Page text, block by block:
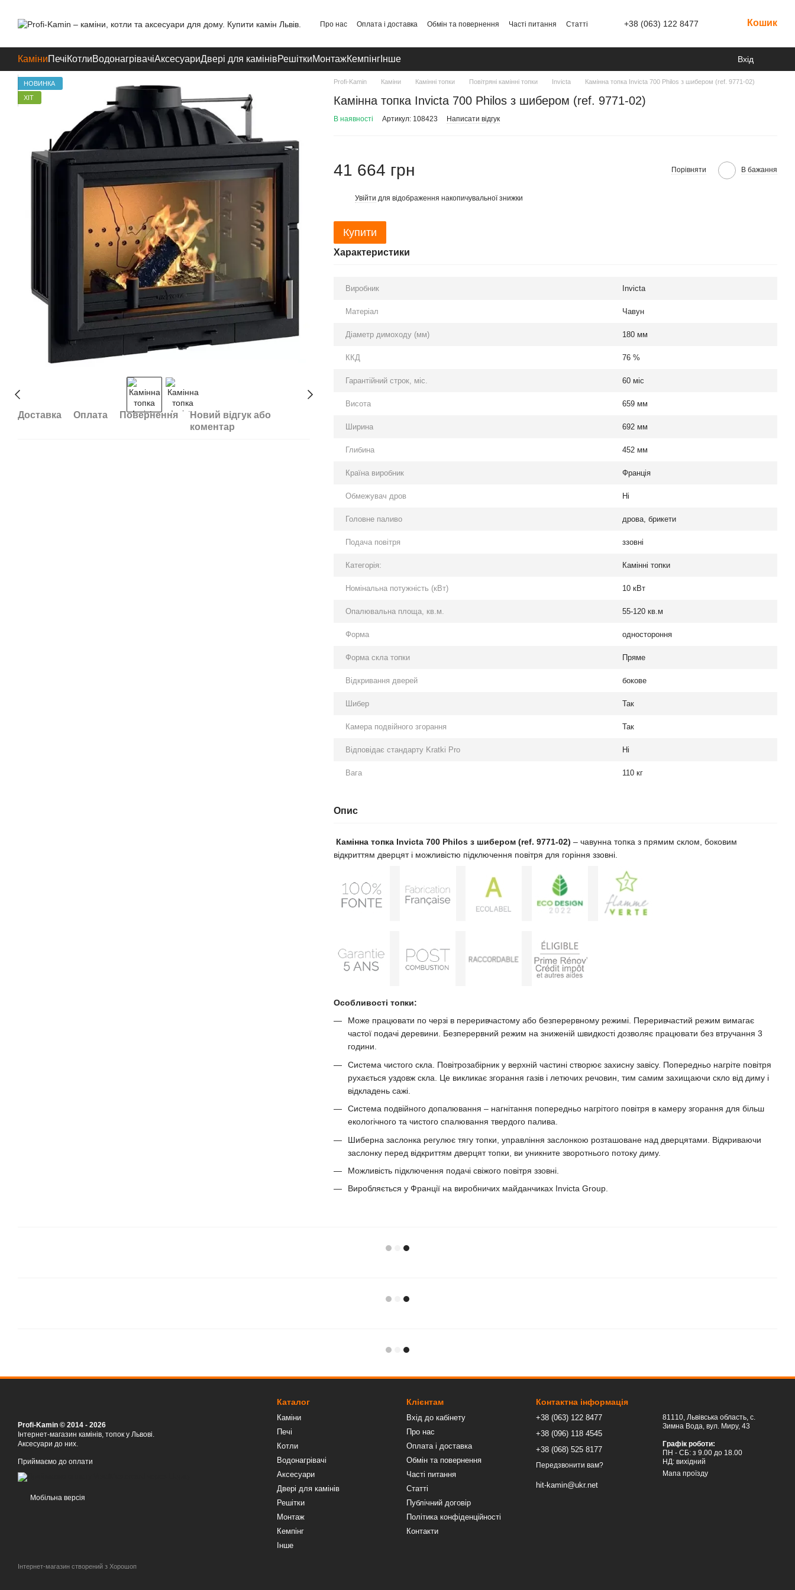
Про нас Оплата і доставка Обмін та повернення Часті питання
Статті
+38 (063) 122 8477 Кошик
КаміниПечіКотлиВодонагрівачіАксесуариДвері для камінівРешіткиМонтажКемпінг Інше Вхід
НОВИНКА
ХІТ
Доставка Оплата Повернення
Новий відгук або
коментар
Profi-Kamin Каміни Камінні топки Повітряні камінні топки Invicta Камінна топка Invicta 700 Philos з шибером (ref. 9771-02)
Камінна топка Invicta 700 Philos з шибером (ref. 9771-02)
В наявності Артикул: 108423 Написати відгук
41 664 грн Порівняти В бажання
Увійти для відображення накопичувальної знижки
Купити
Характеристики
Виробник Invicta
Матеріал Чавун
Діаметр димоходу (мм) 180 мм
ККД 76 %
Гарантійний строк, міс. 60 міс
Висота 659 мм
Ширина 692 мм
Глибина 452 мм
Країна виробник Франція
Обмежувач дров Ні
Головне паливо дрова, брикети
Подача повітря ззовні
Категорія: Камінні топки
Номінальна потужність (кВт) 10 кВт
Опалювальна площа, кв.м. 55-120 кв.м
Форма одностороння
Форма скла топки Пряме
Відкривання дверей бокове
Шибер Так
Камера подвійного згорання Так
Відповідає стандарту Kratki Pro Ні
Вага 110 кг
Опис
Камінна топка Invicta 700 Philos з шибером (ref. 9771-02) – чавунна топка з прямим склом, боковим
відкриттям дверцят і можливістю підключення повітря для горіння ззовні.
Особливості топки:
Може працювати по черзі в переривчастому або безперервному режимі. Переривчастий режим вимагає
частої подачі деревини. Безперервний режим на зниженій швидкості дозволяє працювати без втручання 3
години.
Система чистого скла. Повітрозабірник у верхній частині створює захисну завісу. Попередньо нагріте повітря
рухається уздовж скла. Це викликає згорання газів і летючих речовин, тим самим захищаючи скло від диму і
відкладень сажі.
Система подвійного допалювання – нагнітання попередньо нагрітого повітря в камеру згорання для більш
екологічного та чистого спалювання твердого палива.
Шиберна заслонка регулює тягу топки, управління заслонкою розташоване над дверцятами. Відкриваючи
заслонку перед відкриттям дверцят топки, ви уникните зворотнього потоку диму.
Можливість підключення подачі свіжого повітря ззовні.
Виробляється у Франції на виробничих майданчиках Invicta Group.
Profi-Kamin © 2014 - 2026
Інтернет-магазин камінів, топок у Львові.
Аксесуари до них.
Приймаємо до оплати
Мобільна версія
Інтернет-магазин створений з Хорошоп
Каталог
Каміни
Печі
Котли
Водонагрівачі
Аксесуари
Двері для камінів
Решітки
Монтаж
Кемпінг
Інше
Клієнтам
Вхід до кабінету
Про нас
Оплата і доставка
Обмін та повернення
Часті питання
Статті
Публічний договір
Політика конфіденційності
Контакти
Контактна інформація
+38 (063) 122 8477
+38 (096) 118 4545
+38 (068) 525 8177
Передзвонити вам?
hit-kamin@ukr.net
81110, Львівська область, c.
Зимна Вода, вул. Миру, 43
Графік роботи:
ПН - СБ: з 9.00 до 18.00
НД: вихідний
Мапа проїзду